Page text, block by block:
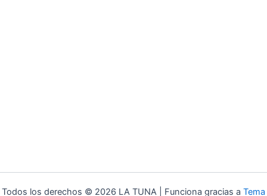
Todos los derechos © 2026 LA TUNA | Funciona gracias a Tema